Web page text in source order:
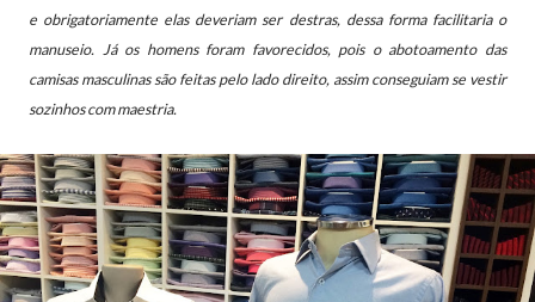
e obrigatoriamente elas deveriam ser destras, dessa forma facilitaria o
manuseio. Já os homens foram favorecidos, pois o abotoamento das
camisas masculinas são feitas pelo lado direito, assim conseguiam se vestir
sozinhos com maestria.